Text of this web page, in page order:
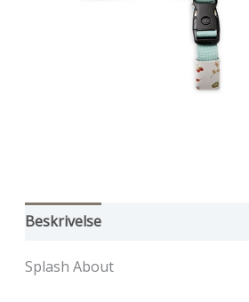
Beskrivelse
Splash About